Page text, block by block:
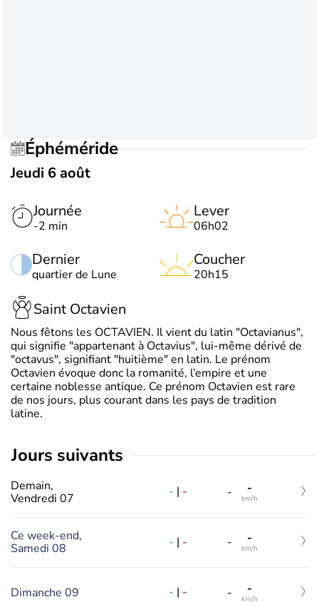
Éphéméride
Jeudi 6 août
Journée
-2 min
Dernier
quartier de Lune
Lever
06h02
Coucher
20h15
Saint Octavien
Nous fêtons les OCTAVIEN. Il vient du latin "Octavianus",
qui signifie "appartenant à Octavius", lui-même dérivé de
"octavus", signifiant "huitième" en latin. Le prénom
Octavien évoque donc la romanité, l’empire et une
certaine noblesse antique. Ce prénom Octavien est rare
de nos jours, plus courant dans les pays de tradition
latine.
jours suivants
Demain,
Vendredi 07
- | - - -
km/h
Ce week-end,
Samedi 08
- | - - -
km/h
Dimanche 09 - | - - -
km/h